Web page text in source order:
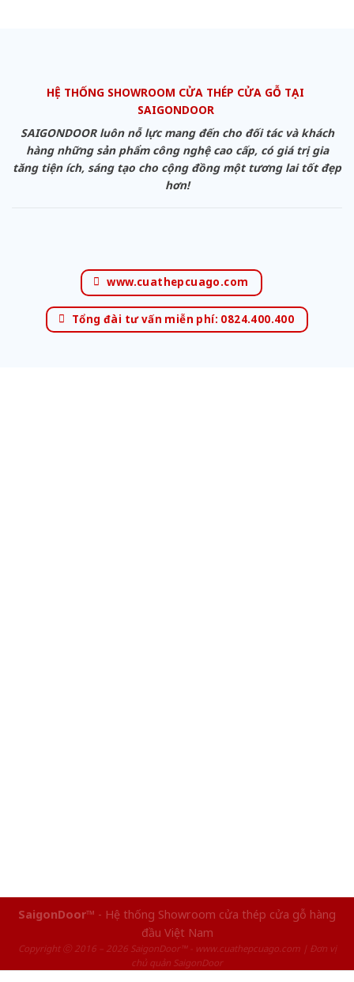
HỆ THỐNG SHOWROOM CỬA THÉP CỬA GỖ TẠI
SAIGONDOOR
SAIGONDOOR luôn nỗ lực mang đến cho đối tác và khách
hàng những sản phẩm công nghệ cao cấp, có giá trị gia
tăng tiện ích, sáng tạo cho cộng đồng một tương lai tốt đẹp
hơn!
www.cuathepcuago.com
Tổng đài tư vấn miễn phí: 0824.400.400
SaigonDoor™ - Hệ thống Showroom cửa thép cửa gỗ hàng
đầu Việt Nam
Copyright ⓒ 2016 – 2026 SaigonDoor™ - www.cuathepcuago.com | Đơn vị
chủ quản SaigonDoor